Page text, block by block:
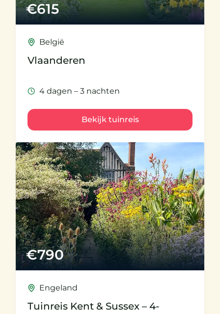
€615
België
Vlaanderen
4 dagen – 3 nachten
Bekijk tuinreis
€790
Engeland
Tuinreis Kent & Sussex – 4-